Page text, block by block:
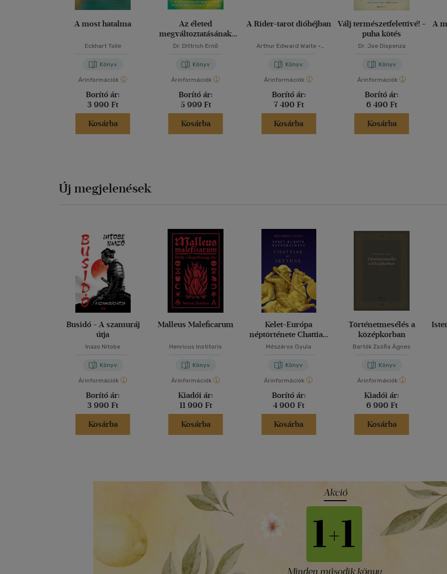
A most hatalma
Eckhart Tolle
Könyv
Árinformációk
Borító ár:
3 990 Ft
Kosárba
Az életed
megváltoztatásának
könyve
Dr. Dittrich Ernő
Könyv
Árinformációk
Borító ár:
5 999 Ft
Kosárba
A Rider-tarot dióhéjban
Arthur Edward Waite -
Könyv
Árinformációk
Borító ár:
7 490 Ft
Kosárba
Válj természetfelettivé! -
puha kötés
Dr. Joe Dispenza
Könyv
Árinformációk
Borító ár:
6 490 Ft
Kosárba
A
Új megjelenések
Busidó - A szamuráj
útja
Inazo Nitobe
Könyv
Árinformációk
Borító ár:
3 990 Ft
Kosárba
Malleus Maleficarum
Henricus Institoris
Könyv
Árinformációk
Kiadói ár:
11 990 Ft
Kosárba
Kelet-Európa
néptörténete Chattiak
és Skythák
Mészáros Gyula
Könyv
Árinformációk
Borító ár:
4 900 Ft
Kosárba
Történetmesélés a
középkorban
Bartók Zsófia Ágnes
Könyv
Árinformációk
Kiadói ár:
6 990 Ft
Kosárba